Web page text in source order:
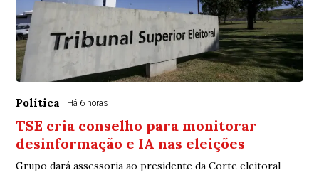
Política Há 6 horas
TSE cria conselho para monitorar
desinformação e IA nas eleições
Grupo dará assessoria ao presidente da Corte eleitoral